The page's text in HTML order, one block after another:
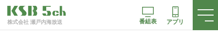
株式会社 瀬戸内海放送 番組表 アプリ